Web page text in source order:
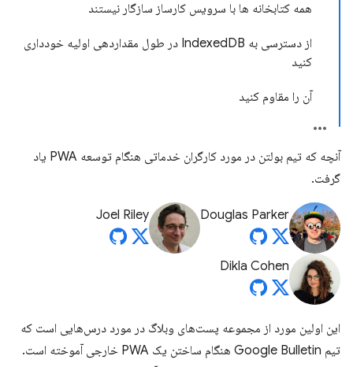
همه کتابخانه ها با سرویس کارساز سازگار نیستند
از دسترسی به IndexedDB در طول مقداردهی اولیه خودداری
کنید
آن را مقاوم کنید
آنچه که تیم بولتن در مورد کارگران خدماتی هنگام توسعه PWA یاد
گرفت.
Douglas Parker
Joel Riley
Dikla Cohen
این اولین مورد از مجموعه پست‌های وبلاگ در مورد درس‌هایی است که
تیم Google Bulletin هنگام ساختن یک PWA خارجی آموخته است.